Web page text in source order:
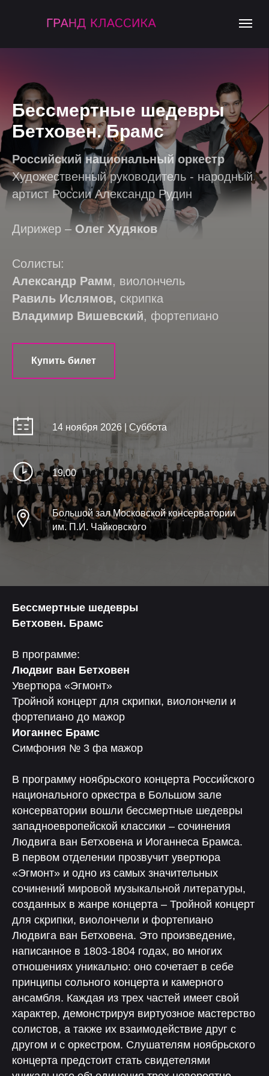
Бессмертные шедевры
Бетховен. Брамс
Российский национальный оркестр
Художественный руководитель - народный
артист России Александр Рудин
Дирижер – Олег Худяков
Солисты:
Александр Рамм, виолончель
Равиль Ислямов, скрипка
Владимир Вишевский, фортепиано
Купить билет
14 ноября 2026 | Суббота
19.00
Большой зал Московской консерватории
им. П.И. Чайковского
Бессмертные шедевры
Бетховен. Брамс
В программе:
Людвиг ван Бетховен
Увертюра «Эгмонт»
Тройной концерт для скрипки, виолончели и
фортепиано до мажор
Иоганнес Брамс
Симфония № 3 фа мажор
В программу ноябрьского концерта Российского
национального оркестра в Большом зале
консерватории вошли бессмертные шедевры
западноевропейской классики – сочинения
Людвига ван Бетховена и Иоганнеса Брамса.
В первом отделении прозвучит увертюра
«Эгмонт» и одно из самых значительных
сочинений мировой музыкальной литературы,
созданных в жанре концерта – Тройной концерт
для скрипки, виолончели и фортепиано
Людвига ван Бетховена. Это произведение,
написанное в 1803-1804 годах, во многих
отношениях уникально: оно сочетает в себе
принципы сольного концерта и камерного
ансамбля. Каждая из трех частей имеет свой
характер, демонстрируя виртуозное мастерство
солистов, а также их взаимодействие друг с
другом и с оркестром. Слушателям ноябрьского
концерта предстоит стать свидетелями